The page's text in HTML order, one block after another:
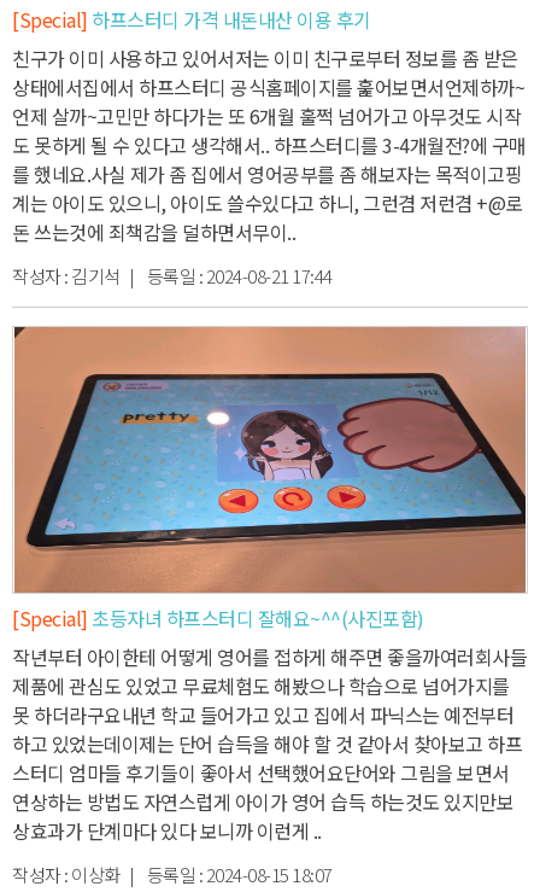
[Special] 하프스터디 가격 내돈내산 이용 후기
친구가 이미 사용하고 있어서저는 이미 친구로부터 정보를 좀 받은
상태에서집에서 하프스터디 공식홈페이지를 훑어보면서언제하까~
언제 살까~고민만 하다가는 또 6개월 훌쩍 넘어가고 아무것도 시작
도 못하게 될 수 있다고 생각해서.. 하프스터디를 3-4개월전?에 구매
를 했네요.사실 제가 좀 집에서 영어공부를 좀 해보자는 목적이고핑
계는 아이도 있으니, 아이도 쓸수있다고 하니, 그런겸 저런겸 +@로
돈 쓰는것에 죄책감을 덜하면서무이..
작성자 :김기석 | 등록일 :2024-08-21 17:44
[Special] 초등자녀 하프스터디 잘해요~^^(사진포함)
작년부터 아이한테 어떻게 영어를 접하게 해주면 좋을까여러회사들
제품에 관심도 있었고 무료체험도 해봤으나 학습으로 넘어가지를
못 하더라구요내년 학교 들어가고 있고 집에서 파닉스는 예전부터
하고 있었는데이제는 단어 습득을 해야 할 것 같아서 찾아보고 하프
스터디 엄마들 후기들이 좋아서 선택했어요단어와 그림을 보면서
연상하는 방법도 자연스럽게 아이가 영어 습득 하는것도 있지만보
상효과가 단계마다 있다 보니까 이런게 ..
작성자 :이상화| 등록일 :2024-08-15 18:07